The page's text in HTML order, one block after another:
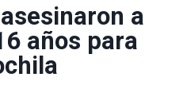
a
años para